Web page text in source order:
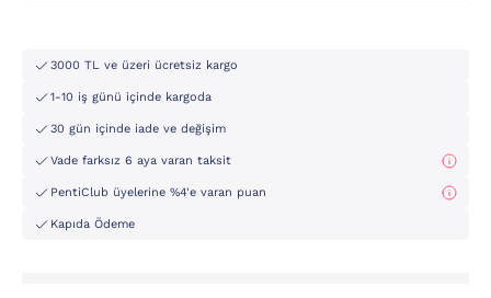
3000 TL ve üzeri ücretsiz kargo
1-10 iş günü içinde kargoda
30 gün içinde iade ve değişim
Vade farksız 6 aya varan taksit
PentiClub üyelerine %4'e varan puan
Kapıda Ödeme